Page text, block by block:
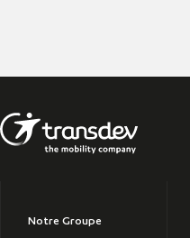
Notre Groupe